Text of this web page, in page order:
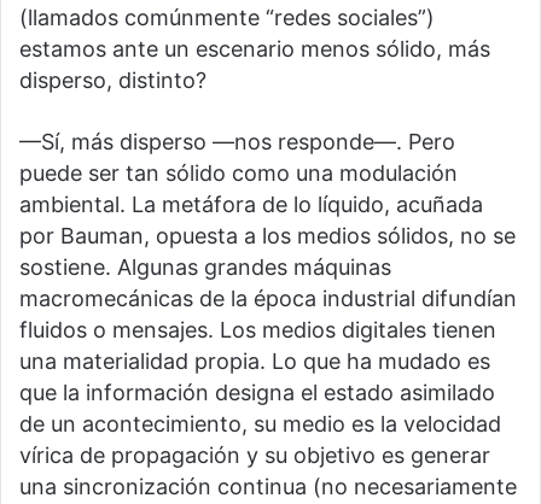
(llamados comúnmente “redes sociales”)
estamos ante un escenario menos sólido, más
disperso, distinto?
—Sí, más disperso —nos responde—. Pero
puede ser tan sólido como una modulación
ambiental. La metáfora de lo líquido, acuñada
por Bauman, opuesta a los medios sólidos, no se
sostiene. Algunas grandes máquinas
macromecánicas de la época industrial difundían
fluidos o mensajes. Los medios digitales tienen
una materialidad propia. Lo que ha mudado es
que la información designa el estado asimilado
de un acontecimiento, su medio es la velocidad
vírica de propagación y su objetivo es generar
una sincronización continua (no necesariamente